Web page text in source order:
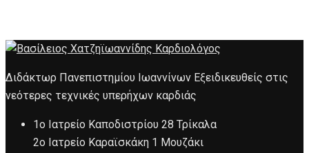
Διδάκτωρ Πανεπιστημίου Ιωαννίνων Εξειδικευθείς στις
νεότερες τεχνικές υπερήχων καρδιάς
1ο Ιατρείο Καποδιστρίου 28 Τρίκαλα
2ο Ιατρείο Καραϊσκάκη 1 Μουζάκι